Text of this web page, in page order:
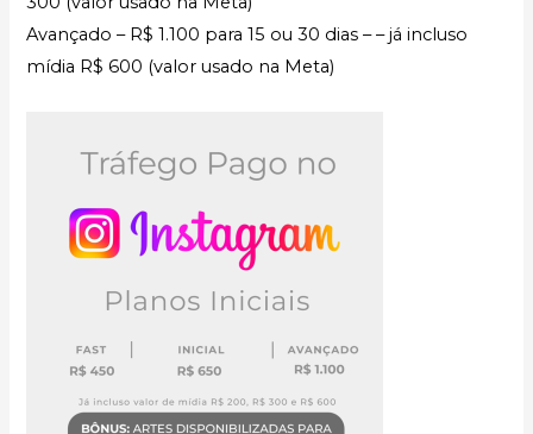
Avançado – R$ 1.100 para 15 ou 30 dias – – já incluso
mídia R$ 600 (valor usado na Meta)